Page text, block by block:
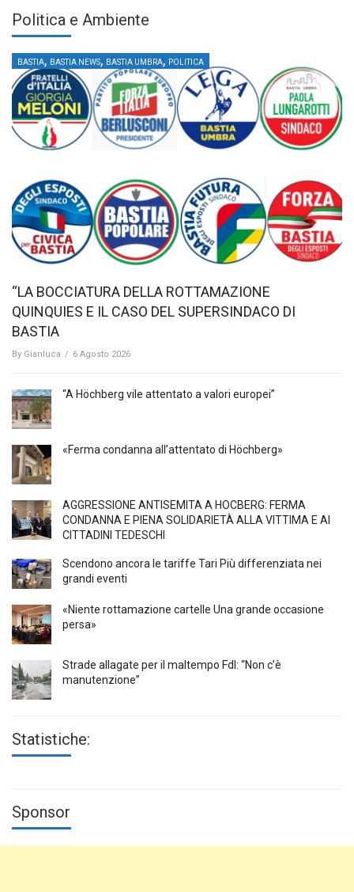
Politica e Ambiente
BASTIA, BASTIA NEWS, BASTIA UMBRA, POLITICA
“LA BOCCIATURA DELLA ROTTAMAZIONE
QUINQUIES E IL CASO DEL SUPERSINDACO DI
BASTIA
By Gianluca / 6 Agosto 2026
“A Höchberg vile attentato a valori europei”
«Ferma condanna all’attentato di Höchberg»
AGGRESSIONE ANTISEMITA A HÖCBERG: FERMA
CONDANNA E PIENA SOLIDARIETÀ ALLA VITTIMA E AI
CITTADINI TEDESCHI
Scendono ancora le tariffe Tari Più differenziata nei
grandi eventi
«Niente rottamazione cartelle Una grande occasione
persa»
Strade allagate per il maltempo FdI: “Non c’è
manutenzione”
Statistiche:
Sponsor